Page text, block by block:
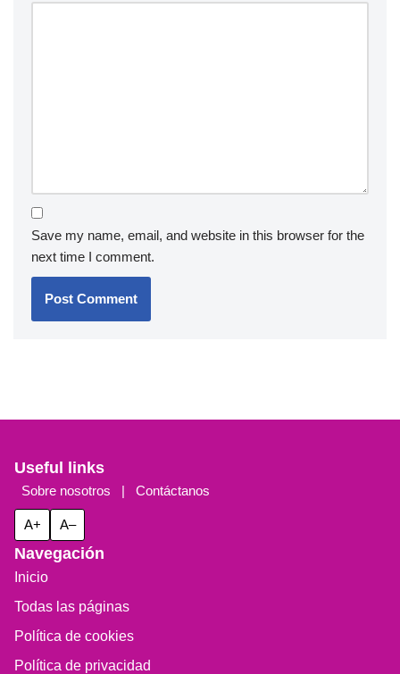
Save my name, email, and website in this browser for the
next time I comment.
Useful links
Sobre nosotros | Contáctanos
A+ A–
Navegación
Inicio
Todas las páginas
Política de cookies
Política de privacidad